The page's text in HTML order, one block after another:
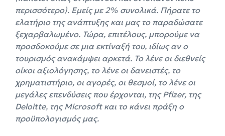
περισσότερο). Εμείς με 2% συνολικά. Πήρατε το
ελατήριο της ανάπτυξης και μας το παραδώσατε
ξεχαρβαλωμένο. Τώρα, επιτέλους, μπορούμε να
προσδοκούμε σε μια εκτίναξή του, ιδίως αν ο
τουρισμός ανακάμψει αρκετά. Το λένε οι διεθνείς
οίκοι αξιολόγησης, το λένε οι δανειστές, το
χρηματιστήριο, οι αγορές, οι θεσμοί, το λένε οι
μεγάλες επενδύσεις που έρχονται, της Pfizer, της
Deloitte, της Microsoft και το κάνει πράξη ο
προϋπολογισμός μας.